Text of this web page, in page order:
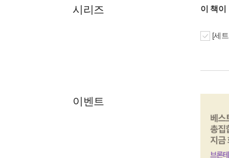
시리즈 이 책이
[세
이벤트